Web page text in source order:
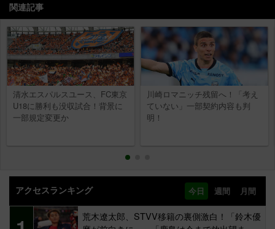
関連記事
清水エスパルスユース、FC東京
U18に勝利も没収試合！背景に
一部規定変更か
川崎ロマニッチ残留へ！「考え
ていない」一部契約内容も判
明！
アクセスランキング 今日 週間 月間
荒木遼太郎、STVV移籍の裏側激白！「鈴木優